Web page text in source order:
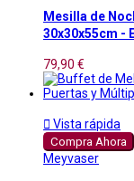
Mesilla de
30x30x55cm -
79,90 €
 Vista rápida
Compra Ahora
Meyvaser